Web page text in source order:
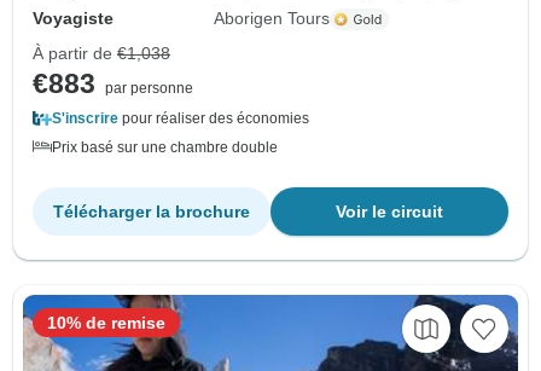
Voyagiste
Aborigen Tours
À partir de €1,038
€883
par personne
S'inscrire pour réaliser des économies
Prix basé sur une chambre double
Voir le circuit
Télécharger la brochure
10% de remise